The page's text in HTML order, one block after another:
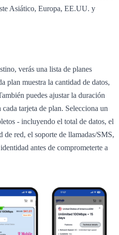
Asiático, Europa, EE.UU. y
verás una lista de planes
plan muestra la cantidad de datos,
puedes ajustar la duración
tarjeta de plan. Selecciona un
- incluyendo el total de datos, el
red, el soporte de llamadas/SMS,
antes de comprometerte a